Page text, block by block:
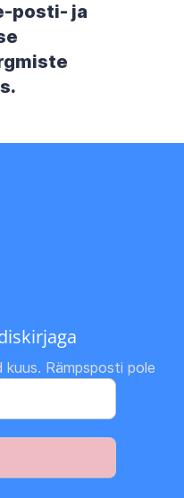
posti- ja
kuus. Rämpsposti pole